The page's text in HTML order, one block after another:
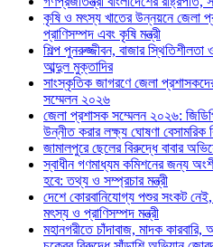
কৃষি ও মৎস্য খাতের উন্নয়নে জেলা
প্রাণিসম্পদ এবং কৃষি মন্ত্রী
শিল্প পুনরুজ্জীবন, বাজার
আব্দুল মুক্তাদির
সাংস্কৃতিক জাগরণে জেলা
সম্মেলন ২০২৬
জেলা প্রশাসক সম্মেলন ২০২৬:
উন্নীত করার লক্ষ্য ঘোষণা বেসামরিক
জামালপুরে ছেলের বিরুদ্ধে বাবার
স্বাধীন গণমাধ্যম কমিশনের জন্য
হবে: তথ্য ও সম্প্রচার মন্ত্রী
দেশে কোরবানিযোগ্য পশুর সংকট
মৎস্য ও প্রাণিসম্পদ মন্ত্রী
মহানগরীতে চাঁদাবাজ, মাদক